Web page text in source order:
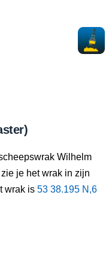
Wilhelm
je het wrak in zijn
wrak is 53 38.195 N,6